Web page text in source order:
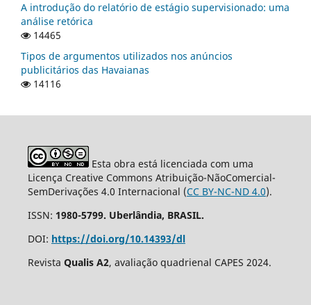
A introdução do relatório de estágio supervisionado: uma
análise retórica
14465
Tipos de argumentos utilizados nos anúncios
publicitários das Havaianas
14116
Esta obra está licenciada com uma
Licença Creative Commons Atribuição-NãoComercial-
SemDerivações 4.0 Internacional (CC BY-NC-ND 4.0).
ISSN: 1980-5799. Uberlândia, BRASIL.
DOI: https://doi.org/10.14393/dl
Revista Qualis A2, avaliação quadrienal CAPES 2024.